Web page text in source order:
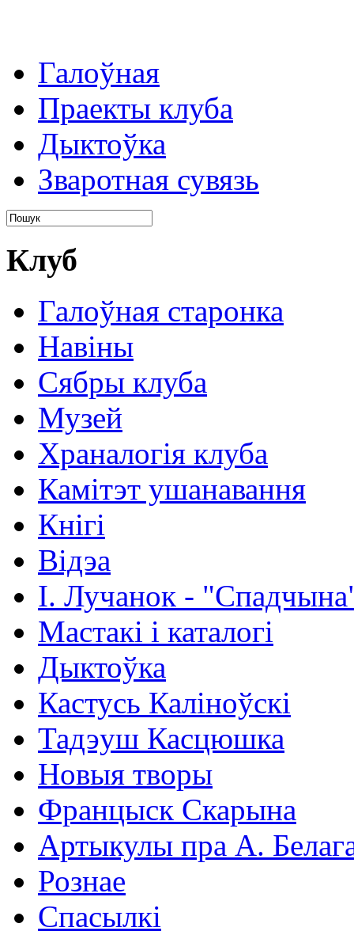
Галоўная
Праекты клуба
Дыктоўка
Зваротная сувязь
Клуб
Галоўная старонка
Навіны
Сябры клуба
Музей
Храналогія клуба
Камітэт ушанавання
Кнігі
Відэа
І. Лучанок -
Мастакі i каталогi
Дыктоўка
Кастусь Каліноўскі
Тадэуш Касцюшка
Новыя творы
Францыск Скарына
Артыкулы пра А.
Рознае
Спасылкі